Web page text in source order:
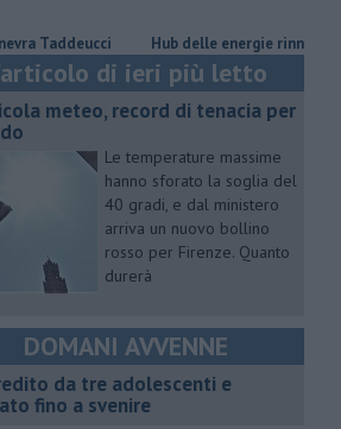
Hub delle energie rinnovabili
di ieri più letto
meteo, record di tenacia per
Le temperature massime
hanno sforato la soglia del
40 gradi, e dal ministero
arriva un nuovo bollino
rosso per Firenze. Quanto
durerà
DOMANI AVVENNE
da tre adolescenti e
fino a svenire